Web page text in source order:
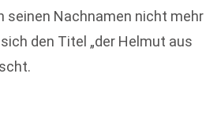
seinen Nachnamen nicht mehr
den Titel „der Helmut aus